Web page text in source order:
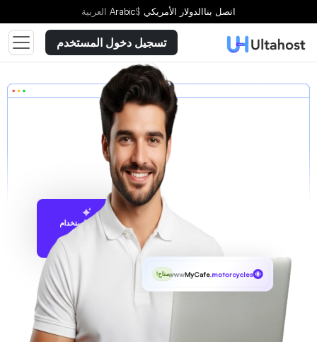
اتصل بناالدولار الأمريكي $
Arabic العربية
تسجيل دخول المستخدم
الاقتراح باستخدام
wwwMyCafe.motorcycles متاح!